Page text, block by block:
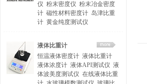
仪 粉末密度仪 粉末冶金密度
计 磁性材料密度计 岛津比重
计 黄金纯度测试仪
液体比重计
恒温液体密度计 液体比重计
液体浓度计 液体API测试仪 液
体波美度测试仪 在线液体比重